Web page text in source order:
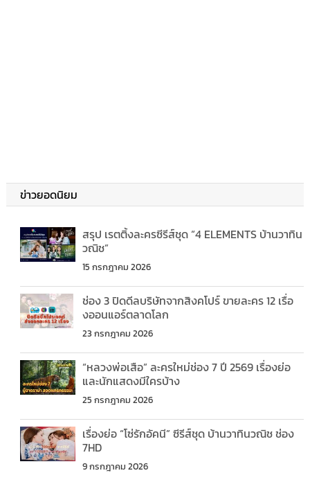
ข่าวยอดนิยม
สรุป เรตติ้งละครซีรีส์ชุด “4 ELEMENTS บ้านวาทิน
วณิช”
15 กรกฎาคม 2026
ช่อง 3 ปิดดีลบริษัทจากสิงคโปร์ ขายละคร 12 เรื่อ
งออนแอร์ตลาดโลก
23 กรกฎาคม 2026
“หลวงพ่อเสือ” ละครใหม่ช่อง 7 ปี 2569 เรื่องย่อ
และนักแสดงมีใครบ้าง
25 กรกฎาคม 2026
เรื่องย่อ “โซ่รักอัคนี” ซีรีส์ชุด บ้านวาทินวณิช ช่อง
7HD
9 กรกฎาคม 2026